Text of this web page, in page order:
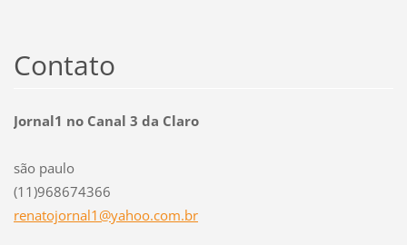
Contato
Jornal1 no Canal 3 da Claro
são paulo
(11)968674366
renatojornal1@yahoo.com.br